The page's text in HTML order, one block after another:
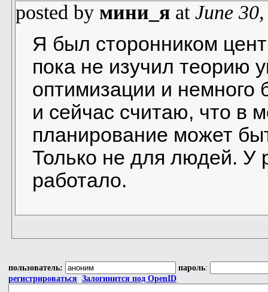
posted by мини_я at June
Я был сторонником
пока не изучил теорию
оптимизации и
и сейчас считаю, что в
планирование может
Только не для людей. У
работало.
пользователь: пароль:
регистрироваться Залогинится под OpenID